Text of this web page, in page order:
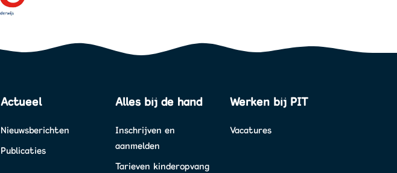
Actueel
Nieuwsberichten
Publicaties
Alles bij de hand
Inschrijven en
aanmelden
Tarieven kinderopvang
Werken bij PIT
Vacatures